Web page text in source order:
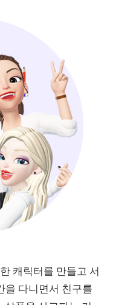
캐릭터를 만들고 서
을 다니면서 친구를